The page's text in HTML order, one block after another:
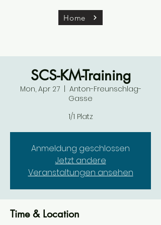
Home
SCS-KM-Training
Mon, Apr 27
  |
Anton-Freunschlag-
Gasse
1/1 Platz
Anmeldung geschlossen
Jetzt andere
Veranstaltungen ansehen
Time & Location